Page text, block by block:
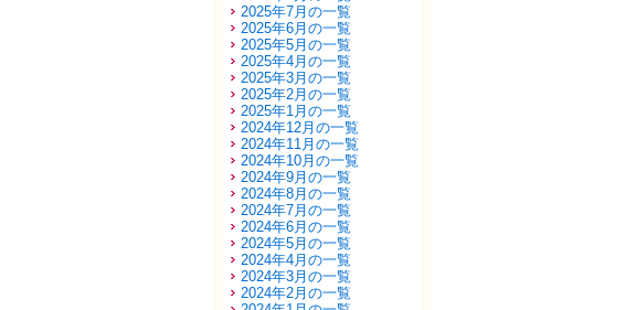
2025年7月の一覧
2025年6月の一覧
2025年5月の一覧
2025年4月の一覧
2025年3月の一覧
2025年2月の一覧
2025年1月の一覧
2024年12月の一覧
2024年11月の一覧
2024年10月の一覧
2024年9月の一覧
2024年8月の一覧
2024年7月の一覧
2024年6月の一覧
2024年5月の一覧
2024年4月の一覧
2024年3月の一覧
2024年2月の一覧